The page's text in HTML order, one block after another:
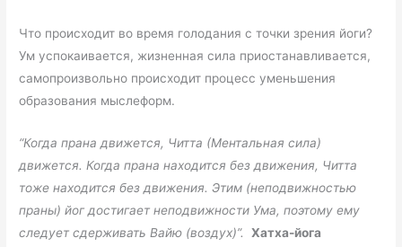
Что происходит во время голодания с точки зрения йоги?
Ум успокаивается, жизненная сила приостанавливается,
самопроизвольно происходит процесс уменьшения
образования мыслеформ.
“Когда прана движется, Читта (Ментальная сила)
движется. Когда прана находится без движения, Читта
тоже находится без движения. Этим (неподвижностью
праны) йог достигает неподвижности Ума, поэтому ему
следует сдерживать Вайю (воздух)”.Хатха-йога